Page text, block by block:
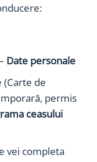
Date personale
de
permis
ceasului
vei completa